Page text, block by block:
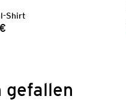
Shirt
gefallen